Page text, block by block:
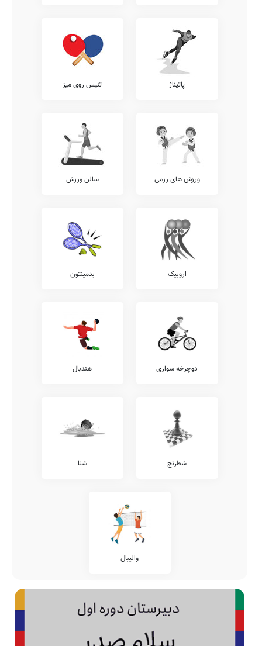
پاتیناژ تنیس روی میز
ورزش های رزمی سالن ورزش
اروبیک بدمینتون
دوچرخه سواری هندبال
شطرنج شنا
والیبال